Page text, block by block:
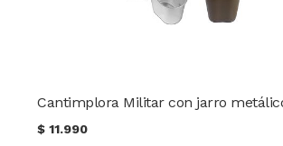
Cantimplora Militar con jarro
$11.990